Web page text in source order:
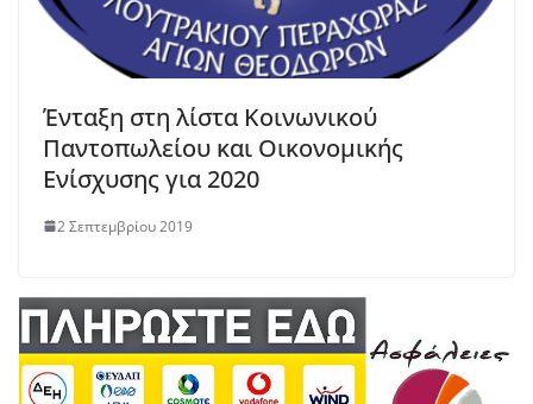
Ένταξη στη λίστα Κοινωνικού
Παντοπωλείου και Οικονομικής
Ενίσχυσης για 2020
2 Σεπτεμβρίου 2019